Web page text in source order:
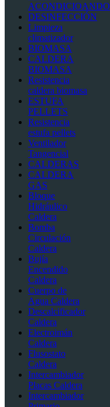
ACONDICIOANDO
DESINFECCIÓN
Limpieza
climatizador
BIOMASA
CALDERA
BIOMASA
Resistencia
caldera biomasa
ESTUFA
PELLETS
Resistencia
estufa pellets
Ventilador
Tangencial
CALDERAS
CALDERA
GAS
Bloque
Hidráulico
Caldera
Bomba
Circulación
Caldera
Bujía
Encendido
Caldera
Cuerpo de
Agua Caldera
Descalcificador
Caldera
Electroimán
Caldera
Flusostato
Caldera
Intercambiador
Placas Caldera
Intercambiador